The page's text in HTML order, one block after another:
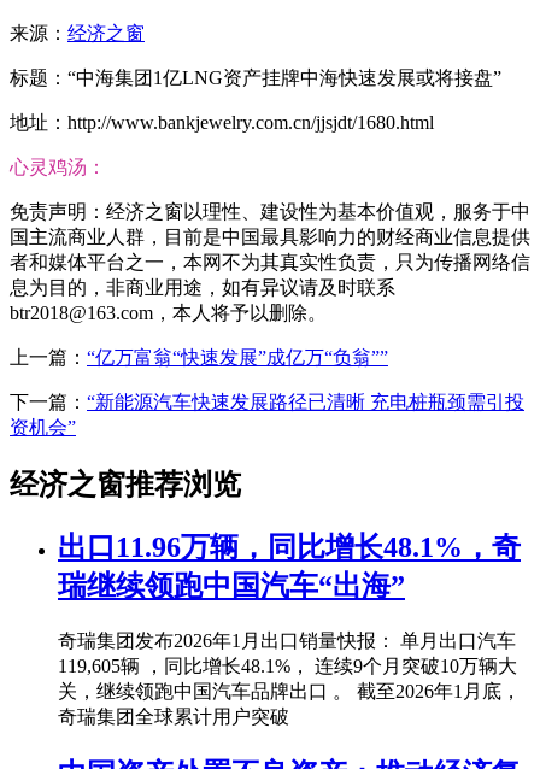
来源： 经济之窗
标题：“中海集团1亿LNG资产挂牌中海快速发展或将接盘”
地址：http://www.bankjewelry.com.cn/jjsjdt/1680.html
心灵鸡汤：
免责声明：经济之窗以理性、建设性为基本价值观，服务于中
国主流商业人群，目前是中国最具影响力的财经商业信息提供
者和媒体平台之一，本网不为其真实性负责，只为传播网络信
息为目的，非商业用途，如有异议请及时联系
btr2018@163.com，本人将予以删除。
上一篇： “亿万富翁“快速发展”成亿万“负翁””
下一篇： “新能源汽车快速发展路径已清晰 充电桩瓶颈需引投
资机会”
经济之窗推荐浏览
出口11.96万辆，同比增长48.1%，奇
瑞继续领跑中国汽车“出海”
奇瑞集团发布2026年1月出口销量快报： 单月出口汽车
119,605辆 ，同比增长48.1%， 连续9个月突破10万辆大
关，继续领跑中国汽车品牌出口 。 截至2026年1月底，
奇瑞集团全球累计用户突破